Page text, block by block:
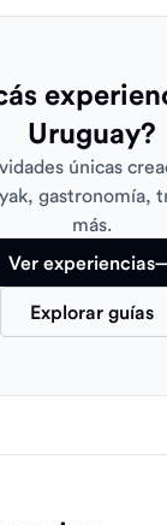
Uruguay?
únicas
gastronomía,
más.
Ver experiencias
Explorar guías